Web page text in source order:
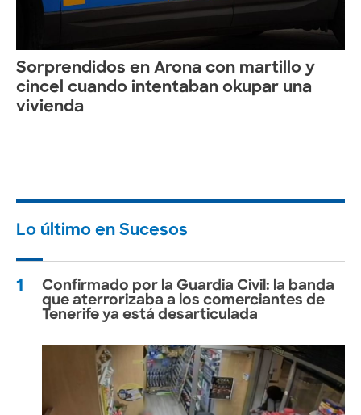
Sorprendidos en Arona con martillo y
cincel cuando intentaban okupar una
vivienda
Lo último en Sucesos
1
Confirmado por la Guardia Civil: la banda
que aterrorizaba a los comerciantes de
Tenerife ya está desarticulada